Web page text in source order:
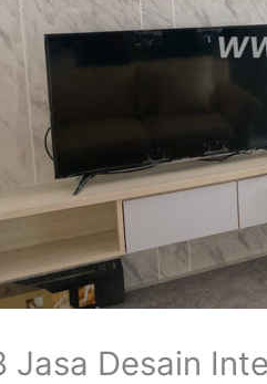
Jasa Desain